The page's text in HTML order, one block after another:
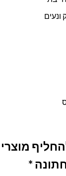
מוצרי
*